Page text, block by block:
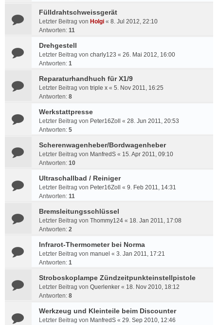
Fülldrahtschweissgerät
Letzter Beitrag von Holgi « 8. Jul 2012, 22:10
Antworten: 11
Drehgestell
Letzter Beitrag von charly123 « 26. Mai 2012, 16:00
Antworten: 1
Reparaturhandhuch für X1/9
Letzter Beitrag von triple x « 5. Nov 2011, 16:25
Antworten: 8
Werkstattpresse
Letzter Beitrag von Peter16Zoll « 28. Jun 2011, 20:53
Antworten: 5
Scherenwagenheber/Bordwagenheber
Letzter Beitrag von ManfredS « 15. Apr 2011, 09:10
Antworten: 10
Ultraschallbad / Reiniger
Letzter Beitrag von Peter16Zoll « 9. Feb 2011, 14:31
Antworten: 11
Bremsleitungsschlüssel
Letzter Beitrag von Thommy124 « 18. Jan 2011, 17:08
Antworten: 2
Infrarot-Thermometer bei Norma
Letzter Beitrag von manuel « 3. Jan 2011, 17:21
Antworten: 1
Stroboskoplampe Zündzeitpunkteinstellpistole
Letzter Beitrag von Querlenker « 18. Nov 2010, 18:12
Antworten: 8
Werkzeug und Kleinteile beim Discounter
Letzter Beitrag von ManfredS « 29. Sep 2010, 12:46